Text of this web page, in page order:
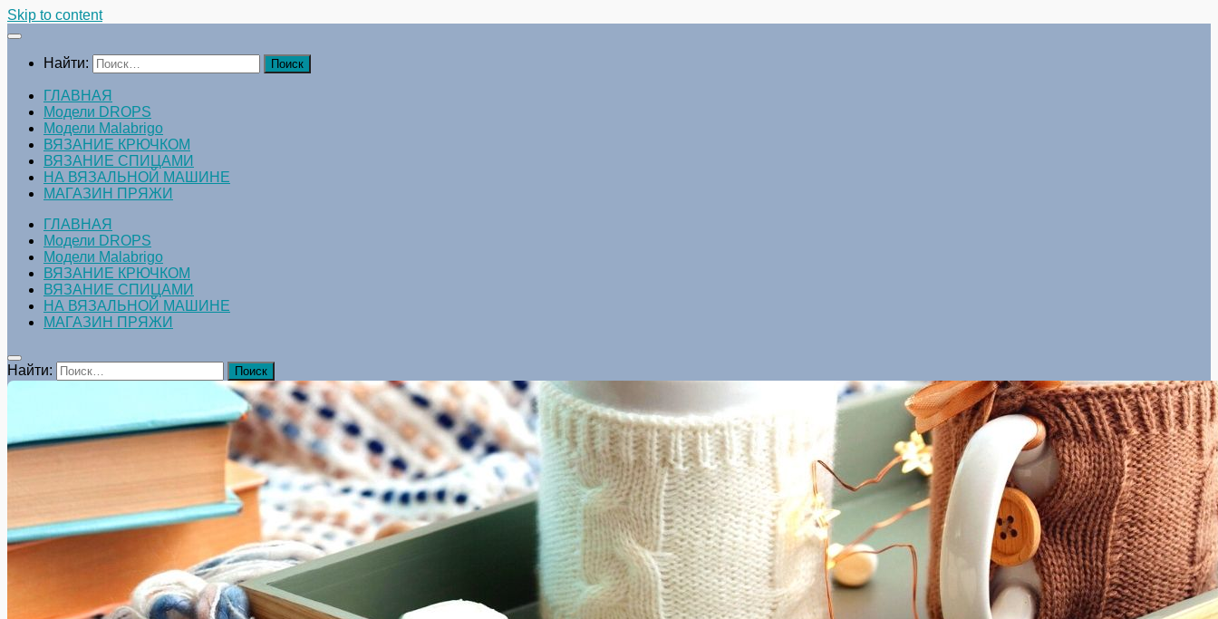
Skip to content
Найти:
ГЛАВНАЯ
Модели DROPS
Модели Malabrigo
ВЯЗАНИЕ КРЮЧКОМ
ВЯЗАНИЕ СПИЦАМИ
НА ВЯЗАЛЬНОЙ МАШИНЕ
МАГАЗИН ПРЯЖИ
ГЛАВНАЯ
Модели DROPS
Модели Malabrigo
ВЯЗАНИЕ КРЮЧКОМ
ВЯЗАНИЕ СПИЦАМИ
НА ВЯЗАЛЬНОЙ МАШИНЕ
МАГАЗИН ПРЯЖИ
Найти: